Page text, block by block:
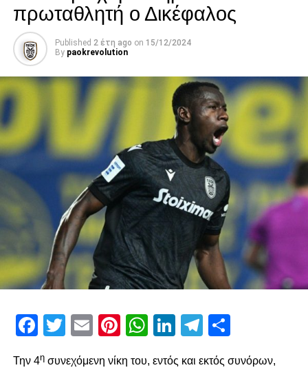
πρωταθλητή ο Δικέφαλος
Published 2 έτη ago on 15/12/2024
By paokrevolution
Facebook
Twitter
EmailPinterest
WhatsApp
LinkedIn
Telegram
Την 4ησυνεχόμενη νίκη του, εντός και εκτός συνόρων,